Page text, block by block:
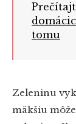
tomu
Zeleninu
mäkšiu